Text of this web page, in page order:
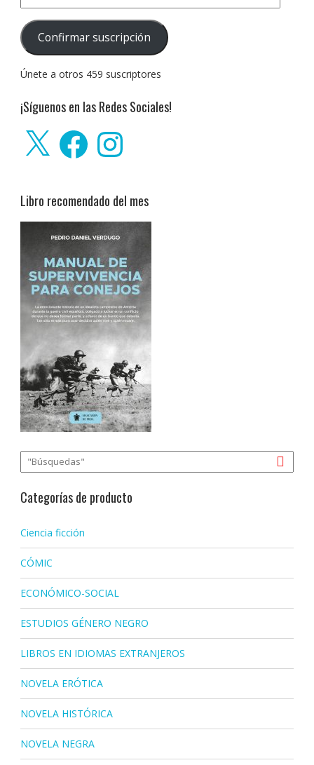
de
correo
electrónico:
Confirmar suscripción
Únete a otros 459 suscriptores
¡Síguenos en las Redes Sociales!
FacebookInstagram
Libro recomendado del mes
Categorías de producto
Ciencia ficción
CÓMIC
ECONÓMICO-SOCIAL
ESTUDIOS GÉNERO NEGRO
LIBROS EN IDIOMAS EXTRANJEROS
NOVELA ERÓTICA
NOVELA HISTÓRICA
NOVELA NEGRA